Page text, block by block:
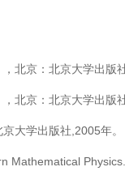
北京：北京大学出版
北京：北京大学出版
大学出版社 ,2005年。